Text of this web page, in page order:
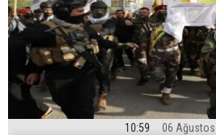
10:59 06 Ağustos